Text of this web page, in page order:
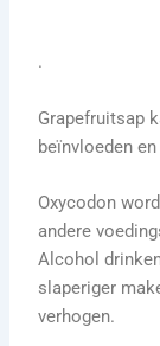
.
Grapefruitsap
beïnvloeden
Oxycodon
andere
Alcohol
slaperiger
verhogen.